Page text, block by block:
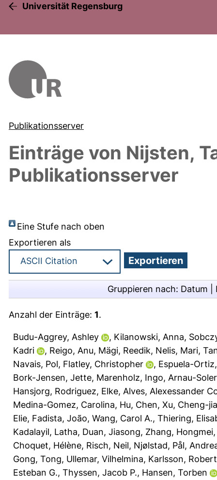
Universität Regensburg
Publikationsserver
Einträge von Nijsten,
Publikationsserver
Eine Stufe nach oben
Exportieren als
Gruppieren nach: Datum
Anzahl der Einträge: 1.
Budu-Aggrey, Ashley , Kilanowski, Anna,
Kadri
, Reigo, Anu, Mägi, Reedik, Nelis, Mari,
Navais, Pol, Flatley, Christopher , Espuela-
Bork-Jensen, Jette, Marenholz, Ingo, Arnau-
Hansjorg, Rodriguez, Elke, Alves, Alexessander
Medina-Gomez, Carolina, Hu, Chen, Xu, Cheng-
Elie, Fadista, João, Wang, Carol A., Thiering,
Kadalayil, Latha, Duan, Jiasong, Zhang, Hongmei
Choquet, Hélène, Risch, Neil, Njølstad, Pål,
Gong, Tong, Ullemar, Vilhelmina, Karlsson, Robert
Esteban G., Thyssen, Jacob P., Hansen, Torben